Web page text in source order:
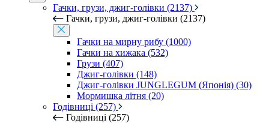
Гачки, грузи, джиг-голівки (2137)
Гачки, грузи, джиг-голівки (2137)
Гачки на мирну рибу (1000)
Гачки на хижака (532)
Грузи (407)
Джиг-голівки (148)
Джиг-голівки JUNGLEGUM (Японія) (30)
Мормишка літня (20)
Годівниці (257)
Годівниці (257)